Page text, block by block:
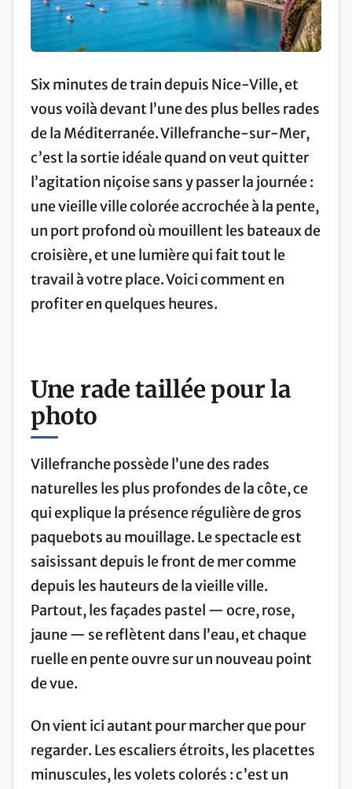
Six minutes de train depuis Nice-Ville, et
vous voilà devant l’une des plus belles rades
de la Méditerranée. Villefranche-sur-Mer,
c’est la sortie idéale quand on veut quitter
l’agitation niçoise sans y passer la journée :
une vieille ville colorée accrochée à la pente,
un port profond où mouillent les bateaux de
croisière, et une lumière qui fait tout le
travail à votre place. Voici comment en
profiter en quelques heures.
Une rade taillée pour la
photo
Villefranche possède l’une des rades
naturelles les plus profondes de la côte, ce
qui explique la présence régulière de gros
paquebots au mouillage. Le spectacle est
saisissant depuis le front de mer comme
depuis les hauteurs de la vieille ville.
Partout, les façades pastel — ocre, rose,
jaune — se reflètent dans l’eau, et chaque
ruelle en pente ouvre sur un nouveau point
de vue.
On vient ici autant pour marcher que pour
regarder. Les escaliers étroits, les placettes
minuscules, les volets colorés : c’est un